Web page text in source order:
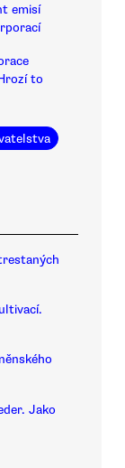
emisí
to
Jako